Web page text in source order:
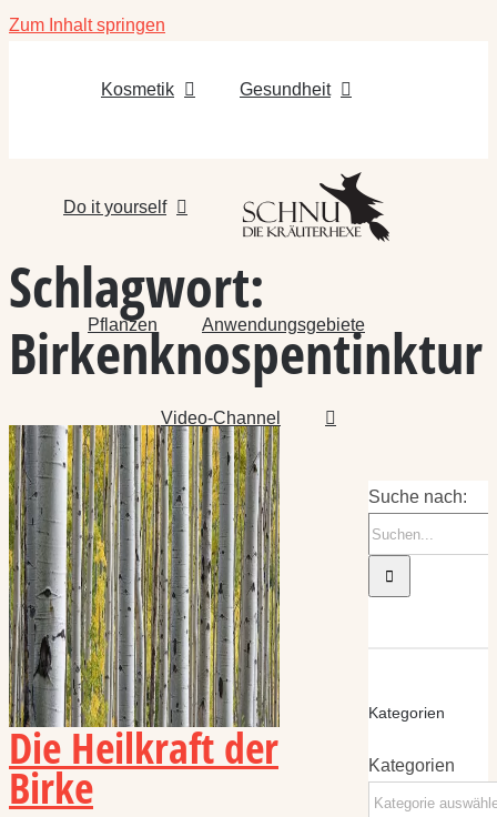
Zum Inhalt springen
Kosmetik Gesundheit
Do it yourself
Pflanzen Anwendungsgebiete
Video-Channel
Schlagwort:
Birkenknospentinktur
Die Heilkraft der
Birke
Suche nach:
Kategorien
Kategorien